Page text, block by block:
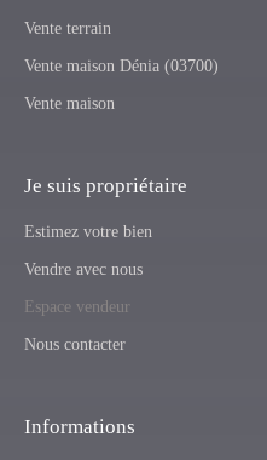
Vente terrain
Vente maison Dénia (03700)
Vente maison
Je suis propriétaire
Estimez votre bien
Vendre avec nous
Espace vendeur
Nous contacter
Informations